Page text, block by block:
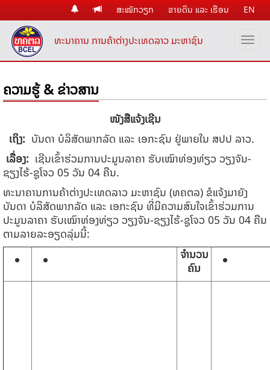
ສະໝັກວຽກ ຂາຍດິນ ແລະ ເຮືອນ EN
ທະນາຄານ ການຄ້າຕ່າງປະເທດລາວ ມະຫາຊົນ
ຄວາມຮູ້ & ຂ່າວສານ
ໜັງສືແຈ້ງເຊີນ
ເຖິງ: ບັນດາ ບໍລິສັດພາກລັດ ແລະ ເອ​ກະ​ຊົນ ຢູ່ພາຍໃນ ສປປ ລາວ.
ເລື່ອງ: ​​​ ​​​ເຊີນເຂົ້າຮ່ວມການປະມູນລາຄາ ຮັບເໝົາທ່ອງທ່ຽວ ວຽງຈັນ-
ຊຽງໄຮ້-ຊູໂຈວ 05 ວັນ 04 ຄືນ.
ທະນາຄານການຄ້າຕ່າງປະເທດລາວ ມະຫາຊົນ (ທຄຕລ) ຂໍ​​​ແຈ້ງມາຍັງ
ບັນດາ ບໍລິສັດພາກລັດ ແລະ ເອ​ກະ​ຊົນ ທີ່ມີຄວາມສົນໃຈເຂົ້າຮ່ວມການ
ປະມູນລາຄາ ຮັບເໝົາທ່ອງທ່ຽວ ວຽງຈັນ-ຊຽງໄຮ້-ຊູໂຈວ 05 ວັນ 04 ຄືນ
ຕາມລາຍລະອຽດລຸ່ມນີ້:
ຈຳນວນ
ຄົນ